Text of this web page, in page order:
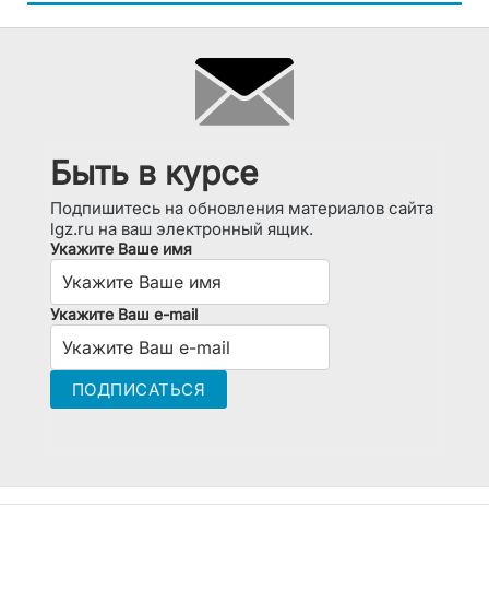
Быть в курсе
Подпишитесь на обновления материалов сайта
lgz.ru на ваш электронный ящик.
Укажите Ваше имя
Укажите Ваш e-mail